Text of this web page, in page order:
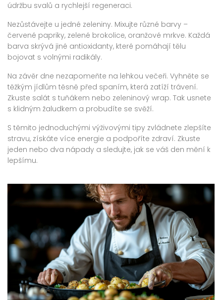
údržbu svalů a rychlejší regeneraci.
Nezůstávejte u jedné zeleniny. Mixujte různé barvy –
červené papriky, zelené brokolice, oranžové mrkve. Každá
barva skrývá jiné antioxidanty, které pomáhají tělu
bojovat s volnými radikály.
Na závěr dne nezapomeňte na lehkou večeři. Vyhněte se
těžkým jídlům těsně před spaním, která zatíží trávení.
Zkuste salát s tuňákem nebo zeleninový wrap. Tak usnete
s klidným žaludkem a probudíte se svěží.
S těmito jednoduchými výživovými tipy zvládnete zlepšíte
stravu, získáte více energie a podpoříte zdraví. Zkuste
jeden nebo dva nápady a sledujte, jak se váš den mění k
lepšímu.